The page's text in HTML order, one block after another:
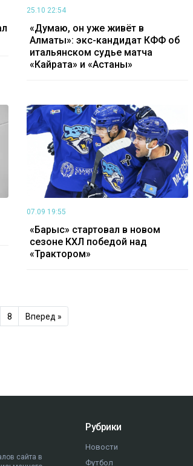
25.10 22:54
«Думаю, он уже живёт в
Алматы»: экс-кандидат КФФ об
итальянском судье матча
«Кайрата» и «Астаны»
07.09 19:55
«Барыс» стартовал в новом
сезоне КХЛ победой над
«Трактором»
8 Вперед »
сайта в
Рубрики
Новости
Футбол